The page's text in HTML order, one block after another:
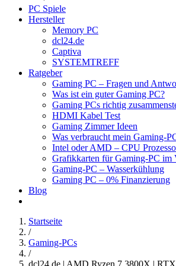
PC Spiele
Hersteller
Memory PC
dcl24.de
Captiva
SYSTEMTREFF
Ratgeber
Gaming PC – Fragen und
Was ist ein guter Gaming PC?
Gaming PCs richtig
HDMI Kabel Test
Gaming Zimmer Ideen
Was verbraucht mein Gaming-
Intel oder AMD – CPU
Grafikkarten für Gaming-PC im
Gaming-PC – Wasserkühlung
Gaming PC – 0% Finanzierung
Blog
Startseite
/
Gaming-PCs
/
dcl24.de | AMD Ryzen 7 3800X |